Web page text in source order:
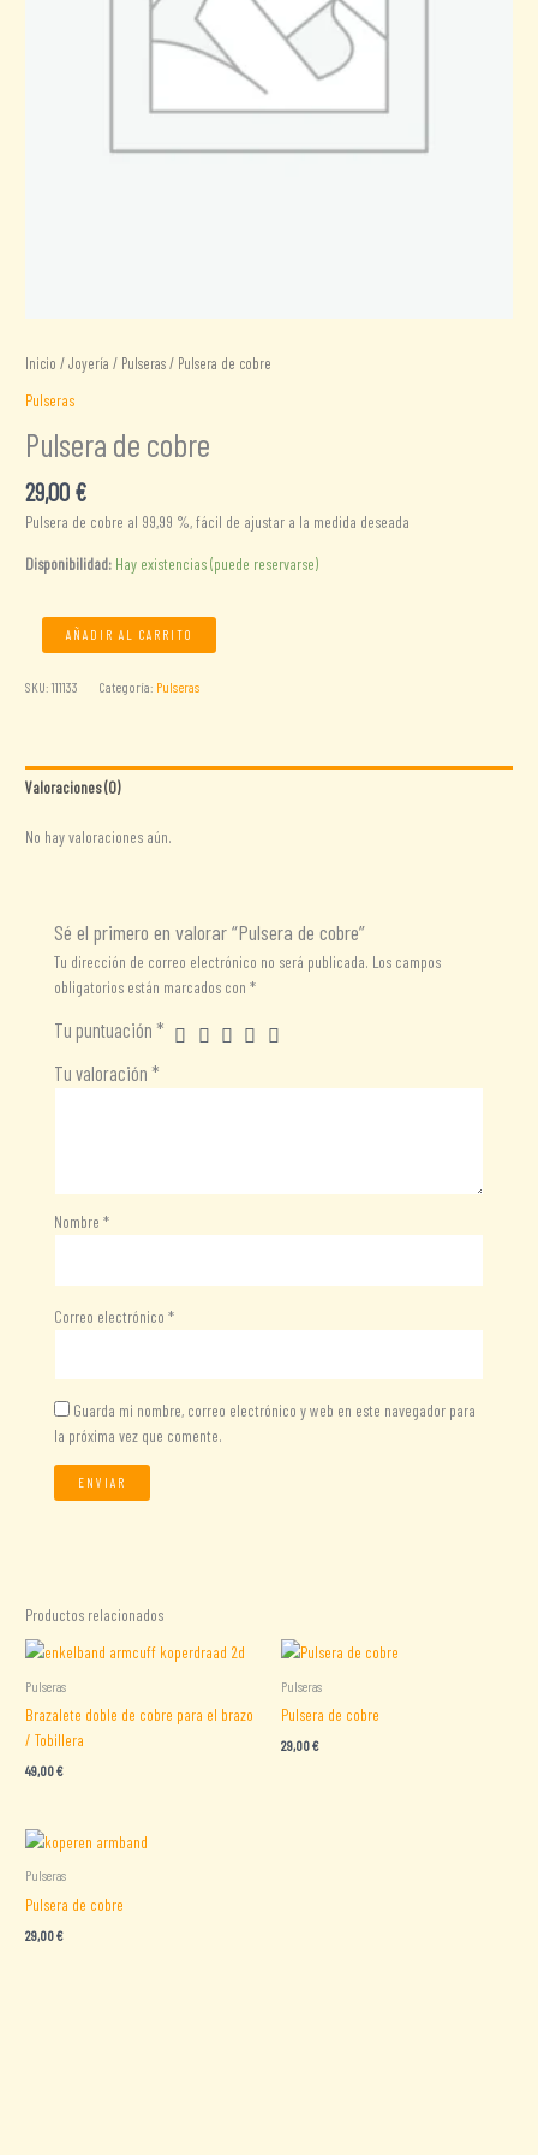
Inicio /Joyería / Pulseras/ Pulsera de cobre
Pulseras
Pulsera de cobre
29,00 €
Pulsera de cobre al 99,99 %, fácil de ajustar a la medida deseada
Disponibilidad: Hay existencias (puede reservarse)
Pulsera
cobre
AÑADIR AL CARRITO
SKU:111133 Categoría: Pulseras
Valoraciones (0)
No hay valoraciones aún.
Sé el primero en valorar “Pulsera de cobre”
Tu dirección de correo electrónico no será publicada. Los campos
obligatorios están marcados con *
Tu puntuación *
Tu valoración *
Nombre *
Correo electrónico *
Guarda mi nombre, correo electrónico y web en este navegador para
la próxima vez que comente.
Productos relacionados
Pulseras
Brazalete doble de cobre para el brazo
/ Tobillera
49,00€
Pulseras
Pulsera de cobre
29,00€
Pulseras
Pulsera de cobre
29,00€